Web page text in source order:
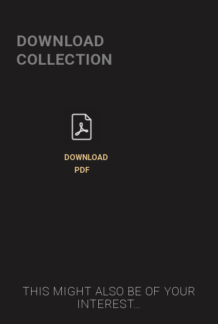
DOWNLOAD
COLLECTION
DOWNLOAD
PDF
THIS MIGHT ALSO BE OF YOUR
INTEREST…